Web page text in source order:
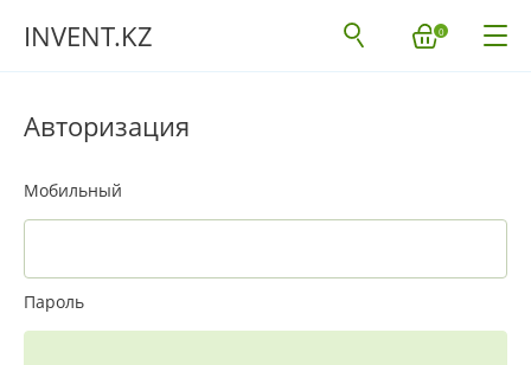
INVENT.KZ 0
Авторизация
Мобильный
Пароль